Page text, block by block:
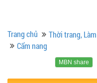
Trang chủ Thời trang,
Cẩm nang
MBN share